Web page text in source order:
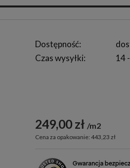
Dostępność:
Czas wysyłki:
14
249,00 zł m2
Cena za opakowanie: 443,23 zł